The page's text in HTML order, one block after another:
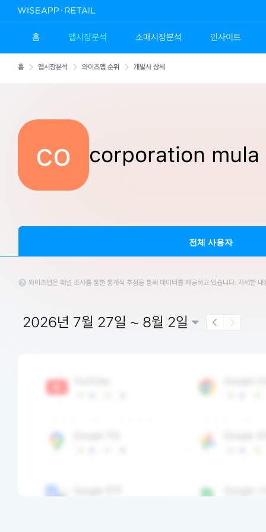
홈 앱시장분석 소매시장분석 인사이트
홈 앱시장분석 와이즈앱 순위 개발사 상세
co corporation mula
전체 사용자
와이즈앱은 패널 조사를 통한 통계적 추정을 통해 데이터를 제공하고 있습니다. 자세한
2026년 7월 27일 ~ 8월 2일